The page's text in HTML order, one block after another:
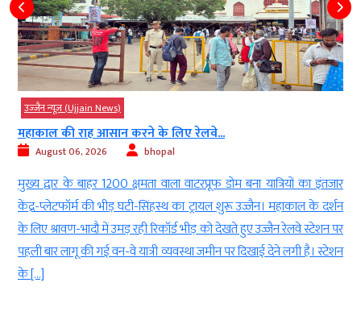
उज्‍जैन न्यूज़ (Ujjain News)
महाकाल की राह आसान करने के लिए रेलवे...
August 06, 2026 bhopal
मुख्य द्वार के बाहर 1200 क्षमता वाला वाटरप्रूफ डोम बना यात्रियों का इंतजार
केंद्र-प्लेटफॉर्म की भीड़ घटी-सिंहस्थ का ट्रायल शुरू उज्जैन। महाकाल के दर्शन
के लिए श्रावण-भादौ में उमड़ रही रिकॉर्ड भीड़ को देखते हुए उज्जैन रेलवे स्टेशन पर
पहली बार लागू की गई वन-वे यात्री व्यवस्था जमीन पर दिखाई देने लगी है। स्टेशन
के […]